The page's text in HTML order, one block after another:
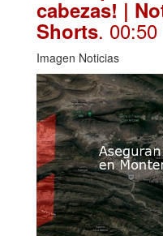
cabezas! |
Shorts. 00:50
Imagen Noticias